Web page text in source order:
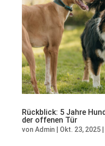
Rückblick: 5 Jahre
der offenen Tür
von Admin | Okt. 23, 2025|